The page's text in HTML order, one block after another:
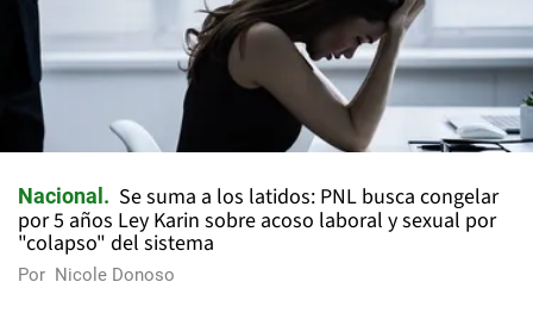
Nacional
Se suma a los latidos: PNL busca congelar
por 5 años Ley Karin sobre acoso laboral y sexual por
"colapso" del sistema
Por Nicole Donoso